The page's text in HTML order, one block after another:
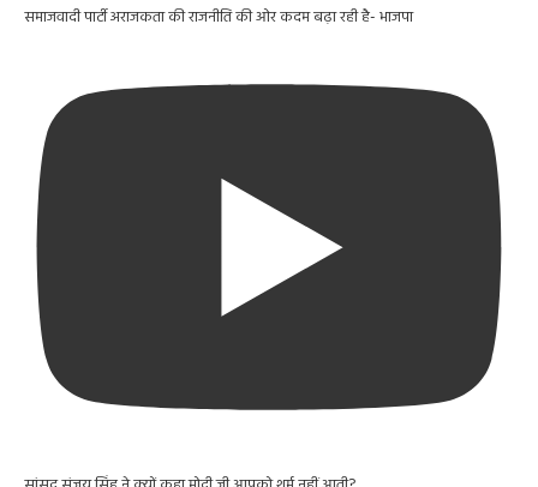
समाजवादी पार्टी अराजकता की राजनीति की ओर कदम बढ़ा रही है- भाजपा